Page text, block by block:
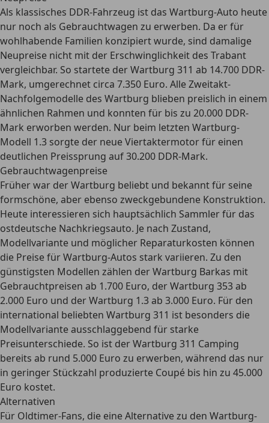
Als klassisches DDR-Fahrzeug ist das Wartburg-Auto heute
nur noch als Gebrauchtwagen zu erwerben. Da er für
wohlhabende Familien konzipiert wurde, sind damalige
Neupreise nicht mit der Erschwinglichkeit des Trabant
vergleichbar. So startete derWartburg 311 ab 14.700 DDR-
Mark, umgerechnet circa 7.350 Euro. Alle Zweitakt-
Nachfolgemodelle des Wartburg blieben preislich in einem
ähnlichen Rahmen und konnten für bis zu 20.000 DDR-
Mark erworben werden. Nur beim letzten Wartburg-
Modell 1.3 sorgte der neue Viertaktermotor für einen
deutlichen Preissprung auf 30.200 DDR-Mark.
Gebrauchtwagenpreise
Früher war der Wartburg beliebt und bekannt für seine
formschöne, aber ebenso zweckgebundene Konstruktion.
Heute interessieren sich hauptsächlich Sammler für das
ostdeutsche Nachkriegsauto. Je nach Zustand,
Modellvariante und möglicher Reparaturkosten können
die Preise für Wartburg-Autos stark variieren. Zu den
günstigsten Modellen zählen der Wartburg Barkas mit
Gebrauchtpreisen ab 1.700 Euro, der Wartburg 353 ab
2.000 Euro und der Wartburg 1.3 ab 3.000 Euro. Für den
international beliebten Wartburg 311 ist besonders die
Modellvariante ausschlaggebend für starke
Preisunterschiede. So ist der Wartburg 311 Camping
bereits ab rund 5.000 Euro zu erwerben, während das nur
in geringer Stückzahl produzierte Coupé bis hin zu 45.000
Euro kostet.
Alternativen
Für Oldtimer-Fans, die eine Alternative zu den Wartburg-